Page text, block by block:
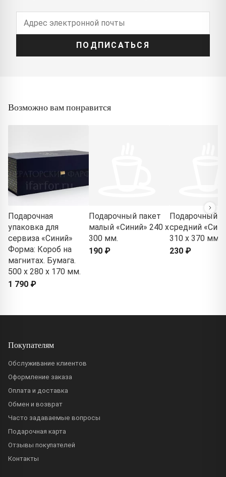
ПОДПИСАТЬСЯ
Возможно вам понравится
Подарочная
упаковка для
сервиза «Синий»
Форма: Короб на
магнитах. Бумага.
500 x 280 x 170 мм.
1 790 ₽
Подарочный пакет
малый «Синий» 240 x
300 мм.
190 ₽
Подарочный
средний
310 x 370 мм.
230 ₽
Покупателям
Обслуживание клиентов
Оформление заказа
Оплата и доставка
Обмен и возврат
Часто задаваемые вопросы
Подарочная карта
Отзывы покупателей
Контакты